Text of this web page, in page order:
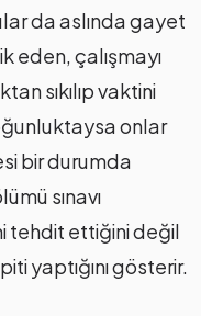
da aslında gayet
eden, çalışmayı
sıkılıp vaktini
onlar
bir durumda
sınavı
tehdit ettiğini değil
yaptığını gösterir.